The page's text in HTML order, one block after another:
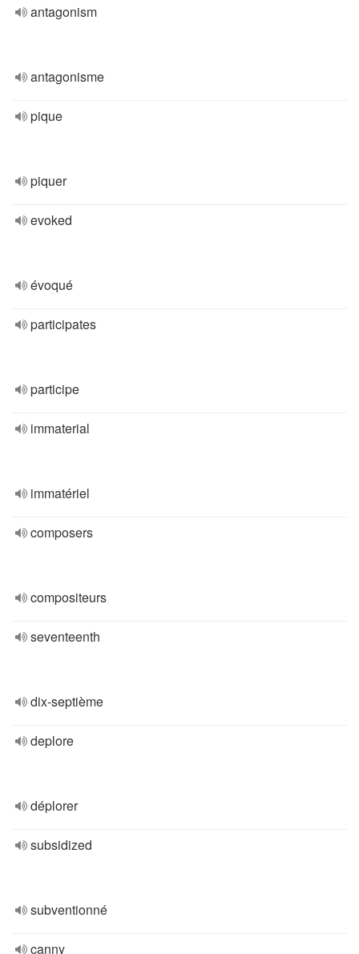
antagonism
antagonisme
pique
piquer
evoked
évoqué
participates
participe
immaterial
immatériel
composers
compositeurs
seventeenth
dix-septième
deplore
déplorer
subsidized
subventionné
canny